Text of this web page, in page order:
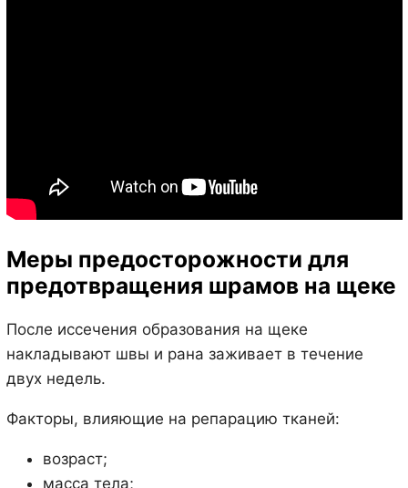
Меры предосторожности для
предотвращения шрамов на щеке
После иссечения образования на щеке
накладывают швы и рана заживает в течение
двух недель.
Факторы, влияющие на репарацию тканей:
возраст;
масса тела;